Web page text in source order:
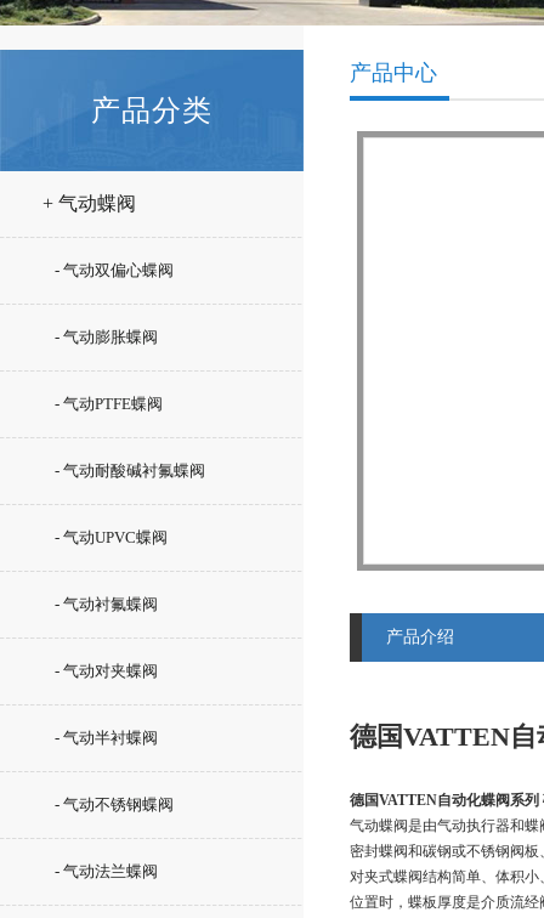
产品分类
+ 气动蝶阀
- 气动双偏心蝶阀
- 气动膨胀蝶阀
- 气动PTFE蝶阀
- 气动耐酸碱衬氟蝶阀
- 气动UPVC蝶阀
- 气动衬氟蝶阀
- 气动对夹蝶阀
- 气动半衬蝶阀
- 气动不锈钢蝶阀
- 气动法兰蝶阀
产品中心
产品介绍
德国VATTEN
德国VATTEN自动化蝶阀系列
气动蝶阀是由气动执行器和
密封蝶阀和碳钢或不锈钢阀
对夹式蝶阀结构简单、体积
位置时，蝶板厚度是介质流